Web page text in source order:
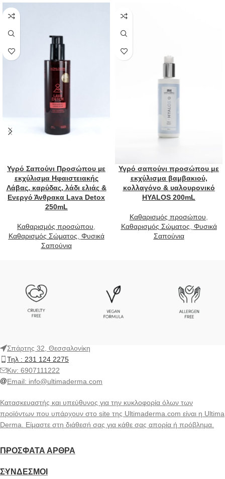
Υγρό Σαπούνι Προσώπου µε
εκχύλισµα Ηφαιστειακής
Λάβας, καρύδας, λάδι ελιάς &
Ενεργό Άνθρακα Lava Detox
250mL
Καθαρισμός προσώπου
Καθαρισμός Σώματος Φυσικά
Σαπούνια
Υγρό σαπούνι προσώπου με
εκχύλισμα βαμβακιού,
κολλαγόνο & υαλουρονικό
HYALOS 200mL
Καθαρισμός προσώπου
Καθαρισμός Σώματος Φυσικά
Σαπούνια
Σπάρτης 32, Θεσσαλονίκη
Τηλ : 231 124 2275
Kιν: 6907111222
Email: info@ultimaderma.com
Κατασκευαστής και υπεύθυνος για την κυκλοφορία όλων των
προϊόντων που υπάρχουν στο site της Ultimaderma.com είναι η Ultima
Derma. Είμαστε στη διάθεσή σας για κάθε σας απορία ή πρόβλημα.
ΠΡΌΣΦΑΤΑ ΆΡΘΡΑ
ΣΎΝΔΕΣΜΟΙ